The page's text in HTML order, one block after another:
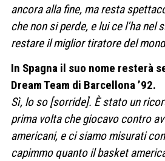
ancora alla fine, ma resta
che non si perde, e lui ce l’ha nel
restare il miglior tiratore del
In Spagna il suo nome resterà
Dream Team di Barcellona ’92.
Sì, lo so [sorride]. È stato un
prima volta che giocavo contro
americani, e ci siamo misurati
capimmo quanto il basket